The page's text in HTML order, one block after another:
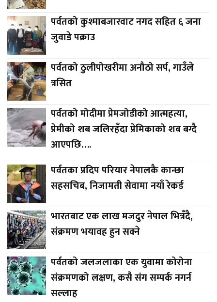
पर्वतको कुश्माबजारवाट नगद सहित ६ जना
जुवाडे पक्राउ
पर्वतको ठुलीपोखरीमा अनौठो सर्प, गाउँले
त्रसित
पर्वतको मोदीमा प्रेमजोडीको आत्महत्या,
प्रेमीको शब जलिरहँदा प्रेमिकाको शब बग्दै
आएपछि….
पर्वतका प्रदिप परियार नेपालकै कान्छा
सहसचिब, निजामती सेवामा नयाँ रेकर्ड
भारतबाट एक लाख मजदुर नेपाल भित्रँदै,
संक्रमण भयावह हुन सक्ने
पर्वतको जलजलाका एक युवामा कोरोना
संक्रमणको लक्षण, कसै संग सम्पर्क नगर्न
सल्लाह